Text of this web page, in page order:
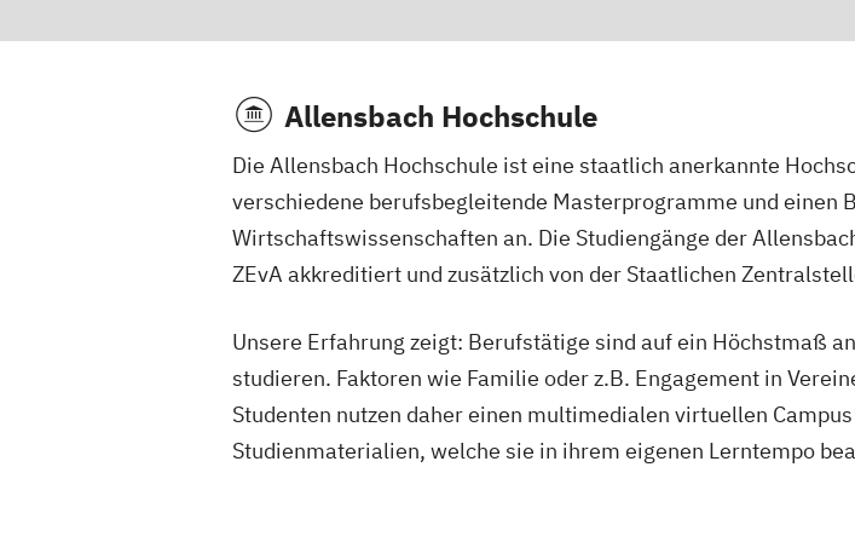
Allensbach Hochschule
Die Allensbach Hochschule ist eine staatlich anerkannte
verschiedene berufsbegleitende Masterprogramme und einen
Wirtschaftswissenschaften an. Die Studiengänge der
ZEvA akkreditiert und zusätzlich von der Staatlichen
Unsere Erfahrung zeigt: Berufstätige sind auf ein Höchstmaß
studieren. Faktoren wie Familie oder z.B. Engagement in
Studenten nutzen daher einen multimedialen virtuellen
Studienmaterialien, welche sie in ihrem eigenen Lerntempo